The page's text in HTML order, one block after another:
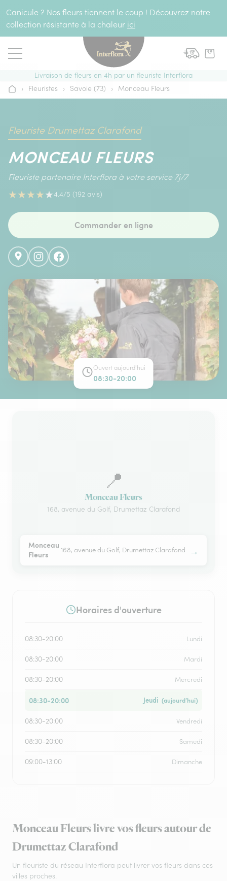
Canicule ? Nos fleurs tiennent le coup ! Découvrez notre
collection résistante à la chaleur ici
Livraison de fleurs en 4h par un fleuriste Interflora
Accueil
› Fleuristes › Savoie (73) › Monceau Fleurs
Fleuriste Drumettaz Clarafond
MONCEAU FLEURS
Fleuriste partenaire Interflora à votre service 7j/7
★★★★★4.4/5 (192 avis)
Commander en ligne
Ouvert aujourd'hui
08:30-20:00
📍
Monceau Fleurs
168, avenue du Golf, Drumettaz Clarafond
Monceau
Fleurs
168, avenue du Golf, Drumettaz Clarafond →
Horaires d'ouverture
08:30-20:00 Lundi
08:30-20:00 Mardi
08:30-20:00 Mercredi
08:30-20:00 Jeudi (aujourd’hui)
08:30-20:00 Vendredi
08:30-20:00 Samedi
09:00-13:00 Dimanche
Monceau Fleurs livre vos fleurs autour de
Drumettaz Clarafond
Un fleuriste du réseau Interflora peut livrer vos fleurs dans ces
villes proches.